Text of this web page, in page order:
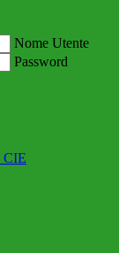
Nome Utente
Password
CIE